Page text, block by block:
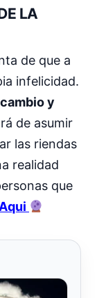
LA
de que a
infelicidad.
cambio y
de asumir
las riendas
realidad
que